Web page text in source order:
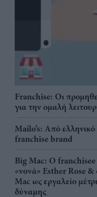
Franchise: Οι
για την ομαλή
Mailo’s: Από
franchise brand
Big Mac: Ο
«νονά» Esther Rose &
Mac ως εργαλείο
δύναμης